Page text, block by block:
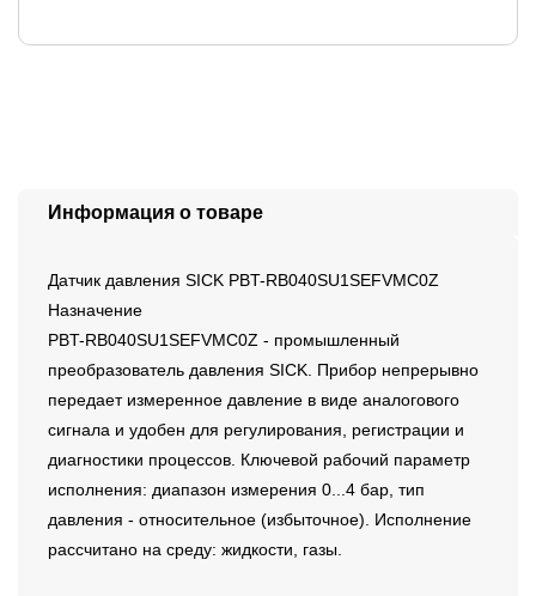
Информация о товаре
Датчик давления SICK PBT-RB040SU1SEFVMC0Z
Назначение
PBT-RB040SU1SEFVMC0Z - промышленный
преобразователь давления SICK. Прибор непрерывно
передает измеренное давление в виде аналогового
сигнала и удобен для регулирования, регистрации и
диагностики процессов. Ключевой рабочий параметр
исполнения: диапазон измерения 0...4 бар, тип
давления - относительное (избыточное). Исполнение
рассчитано на среду: жидкости, газы.